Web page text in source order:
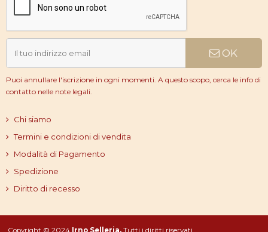
OK
Puoi annullare l'iscrizione in ogni momenti. A questo scopo, cerca le info di
contatto nelle note legali.
Chi siamo
Termini e condizioni di vendita
Modalità di Pagamento
Spedizione
Diritto di recesso
Copyright © 2024 Irno Selleria. Tutti i diritti riservati.